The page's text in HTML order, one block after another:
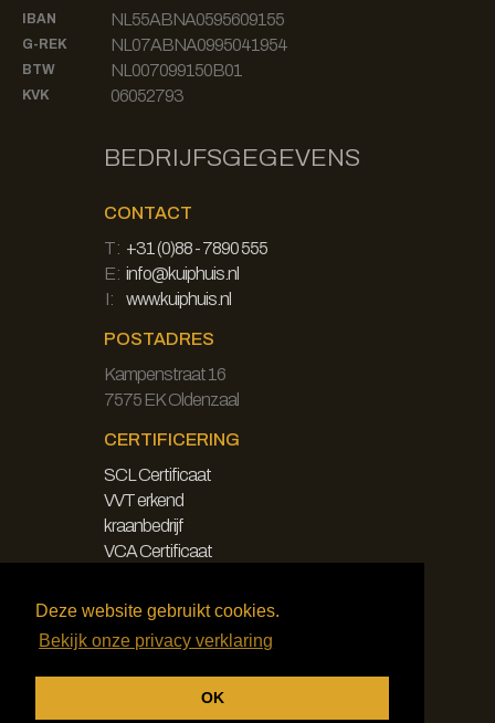
Deze website gebruikt cookies.
Bekijk onze privacy verklaring
OK
IBAN NL55ABNA0595609155
G-REK NL07ABNA0995041954
BTW NL007099150B01
KVK 06052793
BEDRIJFSGEGEVENS
CONTACT
T: +31 (0)88 - 7890 555
E: info@kuiphuis.nl
I:
www.kuiphuis.nl
POSTADRES
Kampenstraat 16
7575 EK Oldenzaal
CERTIFICERING
SCL Certificaat
VVT erkend
kraanbedrijf
VCA Certificaat
LEGAL
Algemene Voorwaarden